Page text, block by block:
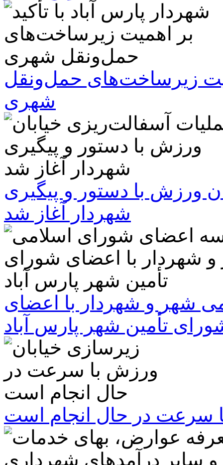
زیرساخت‌های حمل‌ونقل
شهری
ورزش با دستور و پیگیری
شهردار آغاز شد
شهر و شهردار با اعضای
تأمین شهر پارس آباد
سرعت در حال انجام است